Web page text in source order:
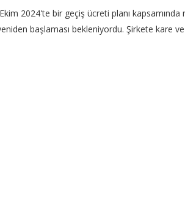
2024'te bir geçiş ücreti planı
başlaması bekleniyordu. Şirkete kare